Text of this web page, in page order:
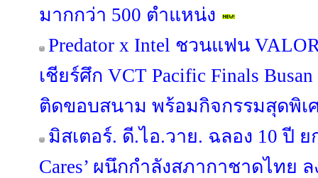
มากกว่า 500 ตำแหน่ง
Predator x Intel ชวนแฟน
เชียร์ศึก VCT Pacific Finals
ติดขอบสนาม พร้อมกิจกรรมสุดพิเ
มิสเตอร์. ดี.ไอ.วาย. ฉลอง 10 ปี ย
Cares’ ผนึกกำลังสภากาชาดไทย